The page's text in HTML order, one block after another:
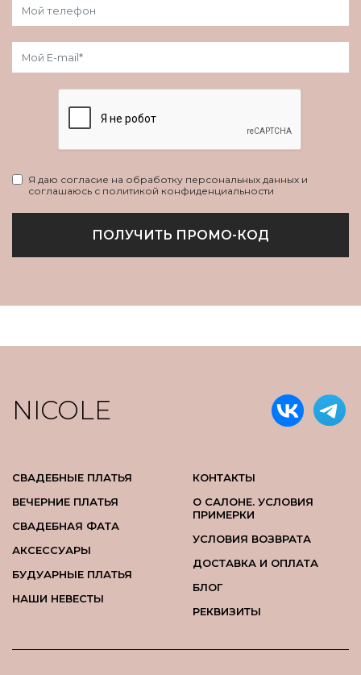
Я даю согласие на обработку персональных данных и
соглашаюсь с политикой конфиденциальности
ПОЛУЧИТЬ ПРОМО-КОД
NICOLE
СВАДЕБНЫЕ ПЛАТЬЯ
ВЕЧЕРНИЕ ПЛАТЬЯ
СВАДЕБНАЯ ФАТА
АКСЕССУАРЫ
БУДУАРНЫЕ ПЛАТЬЯ
НАШИ НЕВЕСТЫ
КОНТАКТЫ
О САЛОНЕ. УСЛОВИЯ
ПРИМЕРКИ
УСЛОВИЯ ВОЗВРАТА
ДОСТАВКА И ОПЛАТА
БЛОГ
РЕКВИЗИТЫ